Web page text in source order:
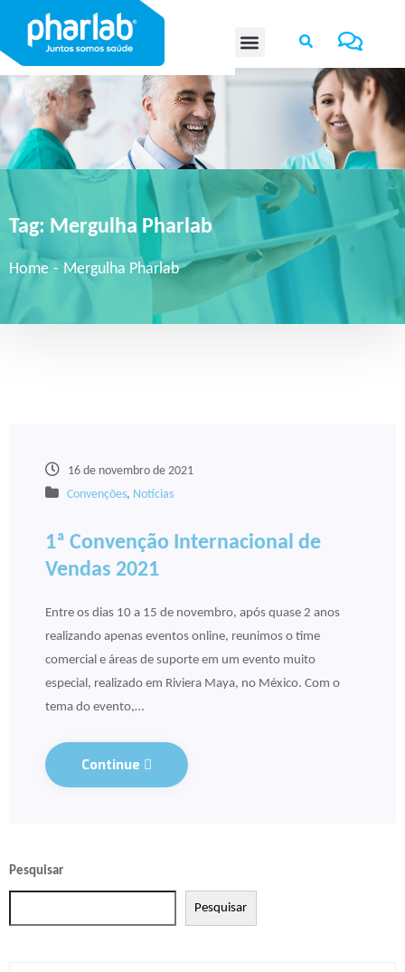
Tag: Mergulha Pharlab
Home - Mergulha Pharlab
16 de novembro de 2021
Convenções, Notícias
1ª Convenção Internacional de
Vendas 2021
Entre os dias 10 a 15 de novembro, após quase 2 anos
realizando apenas eventos online, reunimos o time
comercial e áreas de suporte em um evento muito
especial, realizado em Riviera Maya, no México. Com o
tema do evento,…
Continue
Pesquisar
Pesquisar